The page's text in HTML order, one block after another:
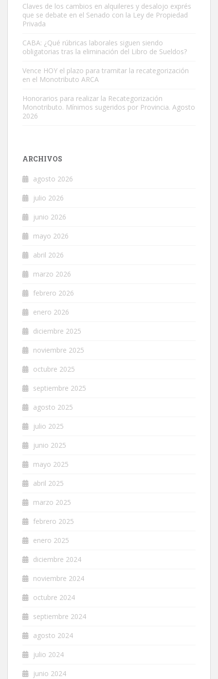
Claves de los cambios en alquileres y desalojo exprés
que se debate en el Senado con la Ley de Propiedad
Privada
CABA: ¿Qué rúbricas laborales siguen siendo
obligatorias tras la eliminación del Libro de Sueldos?
Vence HOY el plazo para tramitar la recategorización
en el Monotributo ARCA
Honorarios para realizar la Recategorización
Monotributo. Mínimos sugeridos por Provincia. Agosto
2026
ARCHIVOS
agosto 2026
julio 2026
junio 2026
mayo 2026
abril 2026
marzo 2026
febrero 2026
enero 2026
diciembre 2025
noviembre 2025
octubre 2025
septiembre 2025
agosto 2025
julio 2025
junio 2025
mayo 2025
abril 2025
marzo 2025
febrero 2025
enero 2025
diciembre 2024
noviembre 2024
octubre 2024
septiembre 2024
agosto 2024
julio 2024
junio 2024